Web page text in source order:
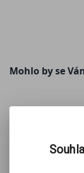
Mohlo by se